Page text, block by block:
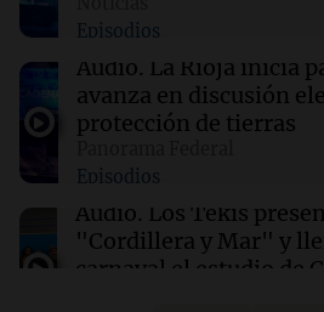
aprobación del Congreso
baile
12:06 Clima
viernes 7 de agosto
Episodios
Audio. La Rioja inicia
avanza en discusión
protección de tierras
Episodios
Audio. Los Tekis
"Cordillera y Mar" y
carnaval el estudio de